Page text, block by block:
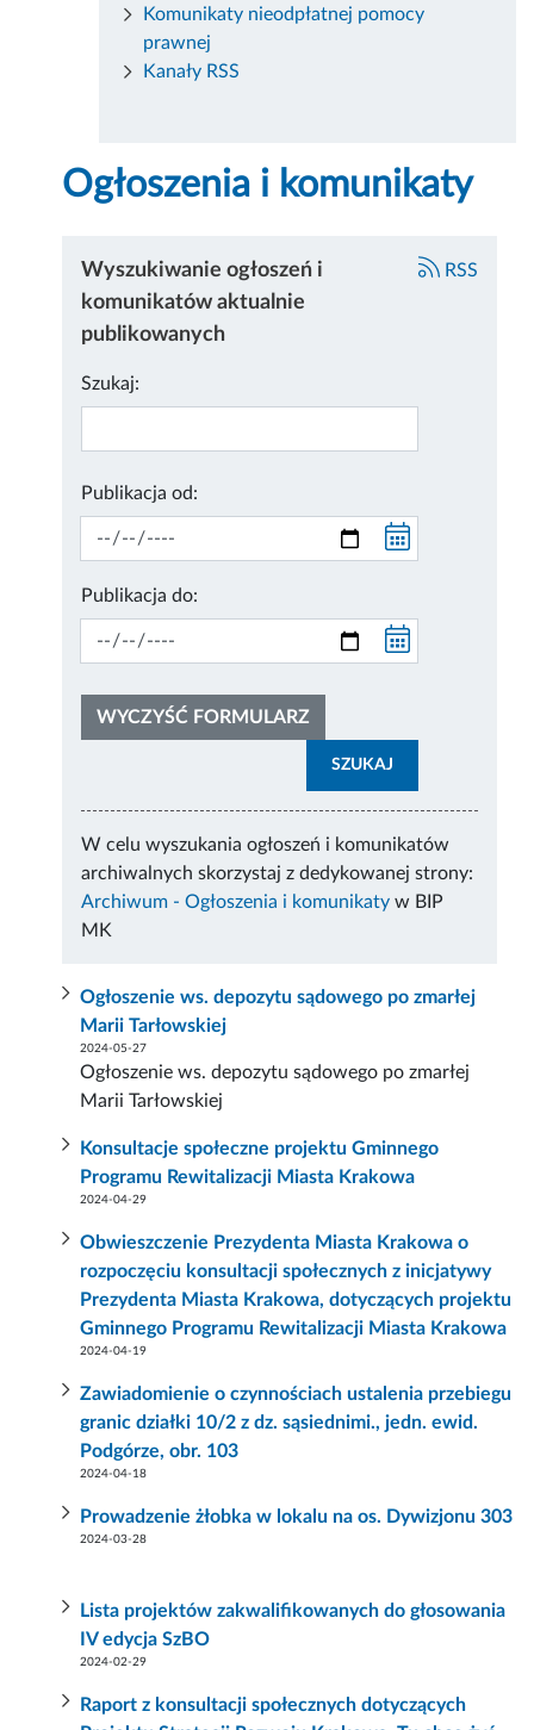
Komunikaty nieodpłatnej pomocy
prawnej
Kanały RSS
Ogłoszenia i komunikaty
RSS
Wyszukiwanie ogłoszeń i
komunikatów aktualnie
publikowanych
Szukaj:
Publikacja od:
Publikacja do:
WYCZYŚĆ FORMULARZ
SZUKAJ
W celu wyszukania ogłoszeń i komunikatów
archiwalnych skorzystaj z dedykowanej strony:
Archiwum - Ogłoszenia i komunikaty w BIP
MK
Ogłoszenie ws. depozytu sądowego po zmarłej
Marii Tarłowskiej
2024-05-27
Ogłoszenie ws. depozytu sądowego po zmarłej
Marii Tarłowskiej
Konsultacje społeczne projektu Gminnego
Programu Rewitalizacji Miasta Krakowa
2024-04-29
Obwieszczenie Prezydenta Miasta Krakowa o
rozpoczęciu konsultacji społecznych z inicjatywy
Prezydenta Miasta Krakowa, dotyczących projektu
Gminnego Programu Rewitalizacji Miasta Krakowa
2024-04-19
Zawiadomienie o czynnościach ustalenia przebiegu
granic działki 10/2 z dz. sąsiednimi., jedn. ewid.
Podgórze, obr. 103
2024-04-18
Prowadzenie żłobka w lokalu na os. Dywizjonu 303
2024-03-28
Lista projektów zakwalifikowanych do głosowania
IV edycja SzBO
2024-02-29
Raport z konsultacji społecznych dotyczących